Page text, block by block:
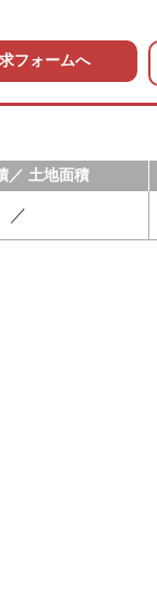
フォームへ
／ 土地面積
／